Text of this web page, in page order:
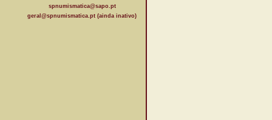
spnumismatica@sapo.pt
geral@spnumismatica.pt (ainda inativo)